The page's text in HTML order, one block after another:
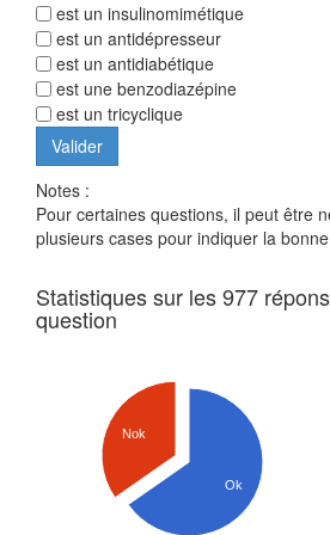
est un insulinomimétique
est un antidépresseur
est un antidiabétique
est une benzodiazépine
est un tricyclique
Notes :
Pour certaines questions, il peut être
plusieurs cases pour indiquer la
Statistiques sur les 977
question
Nok
Ok